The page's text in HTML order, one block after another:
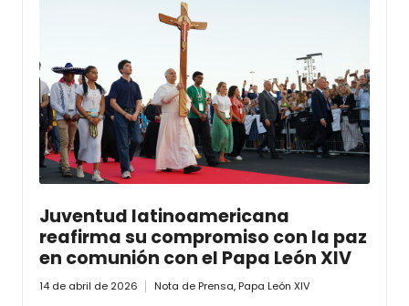
Juventud latinoamericana
reafirma su compromiso con la paz
en comunión con el Papa León XIV
14 de abril de 2026 Nota de Prensa,Papa León XIV